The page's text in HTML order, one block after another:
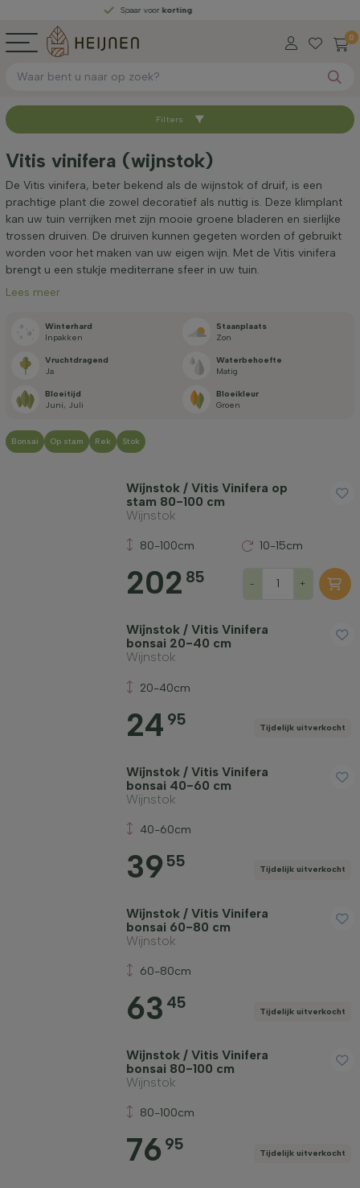
Spaar voorkorting
0
Sorteer op
Beschikbaar
Stamomtrek (cm)
Type
Bloeimaand
Prijs
Filters
Vitis vinifera (wijnstok)
De Vitis vinifera, beter bekend als de wijnstok of druif, is een
prachtige plant die zowel decoratief als nuttig is. Deze klimplant
kan uw tuin verrijken met zijn mooie groene bladeren en sierlijke
trossen druiven. De druiven kunnen gegeten worden of gebruikt
worden voor het maken van uw eigen wijn. Met de Vitis vinifera
brengt u een stukje mediterrane sfeer in uw tuin.
Lees meer
Winterhard
Inpakken
Staan­plaats
Zon
Vrucht­dragend
Ja
Water­behoefte
Matig
Bloeitijd
Juni, Juli
Bloeikleur
Groen
Bonsai Op stam Rek Stok
Wijnstok / Vitis Vinifera op
stam 80-100 cm
Wijnstok
80-100cm 10-15cm
202 85 - +
Wijnstok / Vitis Vinifera
bonsai 20-40 cm
Wijnstok
20-40cm
24 95 Tijdelijk uitverkocht
Wijnstok / Vitis Vinifera
bonsai 40-60 cm
Wijnstok
40-60cm
39 55 Tijdelijk uitverkocht
Wijnstok / Vitis Vinifera
bonsai 60-80 cm
Wijnstok
60-80cm
63 45 Tijdelijk uitverkocht
Wijnstok / Vitis Vinifera
bonsai 80-100 cm
Wijnstok
80-100cm
76 95 Tijdelijk uitverkocht